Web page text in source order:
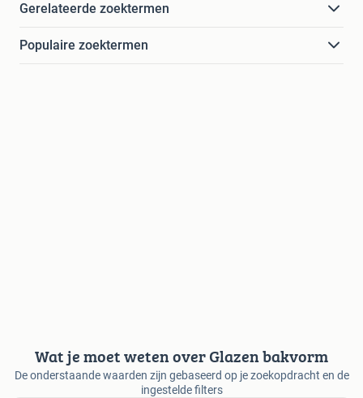
Gerelateerde zoektermen
Populaire zoektermen
Wat je moet weten over Glazen bakvorm
De onderstaande waarden zijn gebaseerd op je zoekopdracht en de
ingestelde filters